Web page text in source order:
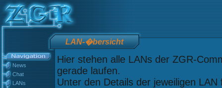
LAN-�bersicht
News
Chat
LANs
Hier stehen alle LANs der ZGR-
gerade laufen.
Unter den Details der jeweiligen